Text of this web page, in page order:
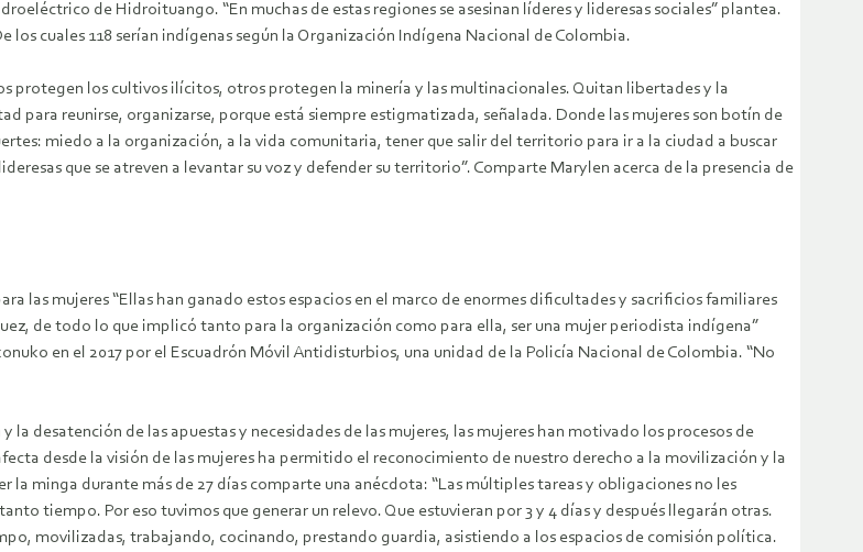
de Hidroituango. “En muchas de estas regiones se asesinan líderes y lideresas sociales” plantea.
los cuales 118 serían indígenas según la Organización Indígena Nacional de Colombia.
protegen los cultivos ilícitos, otros protegen la minería y las multinacionales. Quitan libertades y la
reunirse, organizarse, porque está siempre estigmatizada, señalada. Donde las mujeres son botín de
miedo a la organización, a la vida comunitaria, tener que salir del territorio para ir a la ciudad a buscar
que se atreven a levantar su voz y defender su territorio”. Comparte Marylen acerca de la presencia de
las mujeres “Ellas han ganado estos espacios en el marco de enormes dificultades y sacrificios familiares
de todo lo que implicó tanto para la organización como para ella, ser una mujer periodista indígena”
en el 2017 por el Escuadrón Móvil Antidisturbios, una unidad de la Policía Nacional de Colombia. “No
la desatención de las apuestas y necesidades de las mujeres, las mujeres han motivado los procesos de
desde la visión de las mujeres ha permitido el reconocimiento de nuestro derecho a la movilización y la
minga durante más de 27 días comparte una anécdota: “Las múltiples tareas y obligaciones no les
tiempo. Por eso tuvimos que generar un relevo. Que estuvieran por 3 y 4 días y después llegarán otras.
movilizadas, trabajando, cocinando, prestando guardia, asistiendo a los espacios de comisión política.